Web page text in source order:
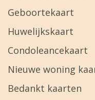
Geboortekaart
Huwelijkskaart
Condoleancekaart
Nieuwe woning
Bedankt kaarten